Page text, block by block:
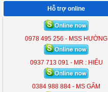
Hỗ trợ online
0978 495 256 - MSS HƯỜNG
0937 713 091 - MR : HIẾU
0384 988 884 - MS GẤM
ĐÈN LIỀN THỂ KOBE 7300 (
KB - 7300